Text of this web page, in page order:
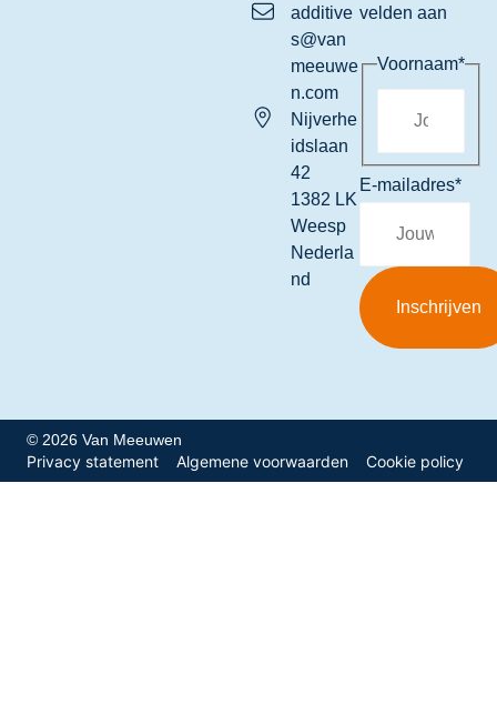
additive
s@van
meeuwe
n.com
Nijverhe
idslaan
42
1382 LK
Weesp
Nederla
nd
velden aan
Voornaam*
E-mailadres*
© 2026 Van Meeuwen
Privacy statement Algemene voorwaarden Cookie policy